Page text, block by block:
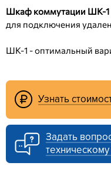
Шкаф коммутации ШК-1
для подключения
ШК-1 - оптимальный
Узнать
Задать